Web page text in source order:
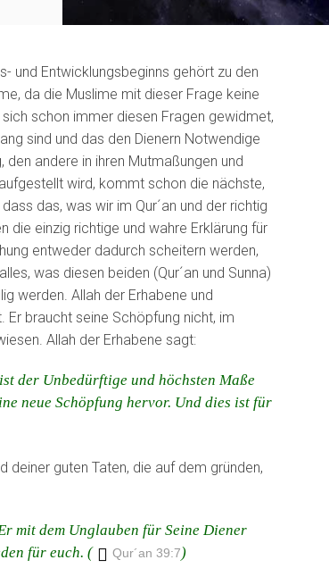
und Entwicklungsbeginns gehört zu den
da die Muslime mit dieser Frage keine
schon immer diesen Fragen gewidmet,
sind und das den Dienern Notwendige
andere in ihren Mutmaßungen und
wird, kommt schon die nächste,
das, was wir im Qur´an und der richtig
die einzig richtige und wahre Erklärung für
entweder dadurch scheitern werden,
was diesen beiden (Qur´an und Sunna)
werden. Allah der Erhabene und
braucht seine Schöpfung nicht, im
Allah der Erhabene sagt:
der Unbedürftige und höchsten Maße
neue Schöpfung hervor. Und dies ist für
deiner guten Taten, die auf dem gründen,
mit dem Unglauben für Seine Diener
für euch. (
Qur´an 39:7)